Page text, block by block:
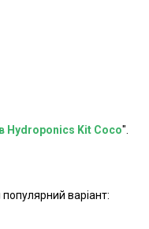
Hydroponics Kit Coco".
варіант: